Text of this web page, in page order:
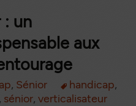
: un
aux
, Sénior handicap,
, sénior, verticalisateur